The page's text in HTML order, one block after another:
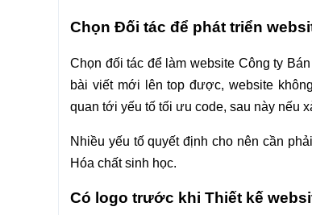
Chọn Đối tác để phát triển
Chọn đối tác để làm website Công ty
bài viết mới lên top được, website
quan tới yếu tố tối ưu code, sau này nếu
Nhiều yếu tố quyết định cho nên cần
Hóa chất sinh học.
Có logo trước khi Thiết kế